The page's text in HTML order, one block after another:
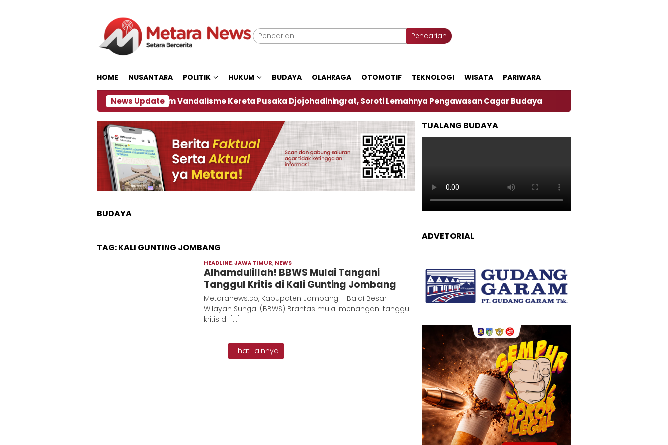
Pencarian
HOME NUSANTARA POLITIK HUKUM BUDAYA OLAHRAGA OTOMOTIF TEKNOLOGI WISATA PARIWARA
News Update
DK3 Kecam Vandalisme Kereta Pusaka Djojohadiningrat, Soroti Lemahnya Pengawasan Cagar Budaya
BUDAYA
TAG:KALI GUNTING JOMBANG
HEADLINE,JAWA TIMUR, NEWS
Hadi
Alhamdulillah! BBWS Mulai Tangani
Tanggul Kritis di Kali Gunting Jombang
Metaranews.co, Kabupaten Jombang – Balai Besar
Wilayah Sungai (BBWS) Brantas mulai menangani tanggul
kritis di […]
Lihat Lainnya
TUALANG BUDAYA
ADVETORIAL